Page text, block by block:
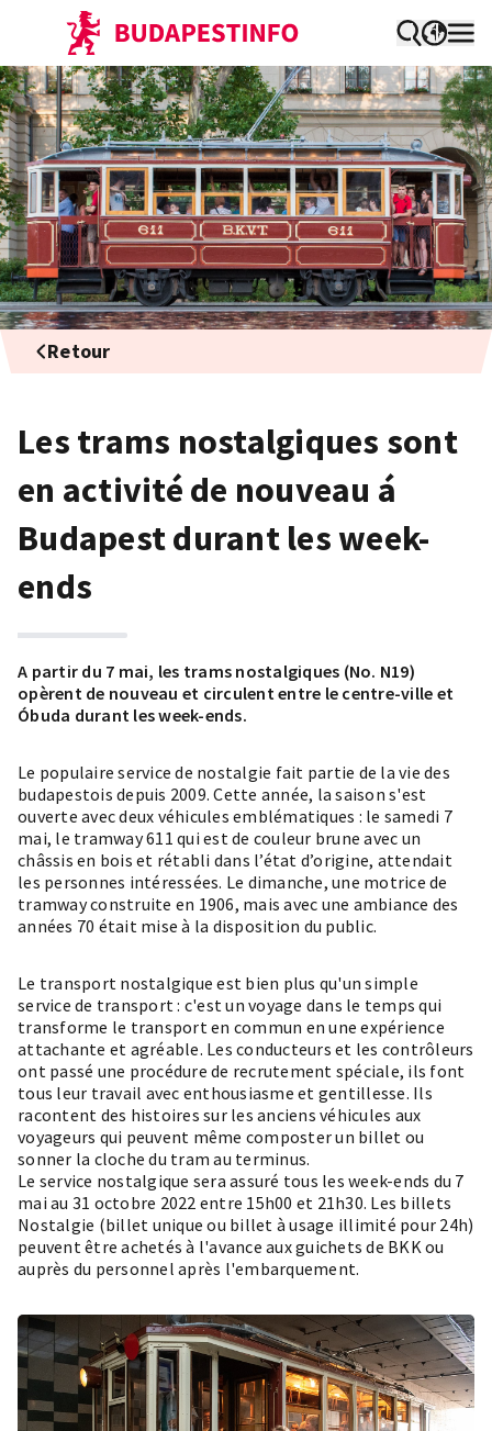
Retour
Les trams nostalgiques sont
en activité de nouveau á
Budapest durant les week-
ends
A partir du 7 mai, les trams nostalgiques (No. N19)
opèrent de nouveau et circulent entre le centre-ville et
Óbuda durant les week-ends.
Le populaire service de nostalgie fait partie de la vie des
budapestois depuis 2009. Cette année, la saison s'est
ouverte avec deux véhicules emblématiques : le samedi 7
mai, le tramway 611 qui est de couleur brune avec un
châssis en bois et rétabli dans l’état d’origine, attendait
les personnes intéressées. Le dimanche, une motrice de
tramway construite en 1906, mais avec une ambiance des
années 70 était mise à la disposition du public.
Le transport nostalgique est bien plus qu'un simple
service de transport : c'est un voyage dans le temps qui
transforme le transport en commun en une expérience
attachante et agréable. Les conducteurs et les contrôleurs
ont passé une procédure de recrutement spéciale, ils font
tous leur travail avec enthousiasme et gentillesse. Ils
racontent des histoires sur les anciens véhicules aux
voyageurs qui peuvent même composter un billet ou
sonner la cloche du tram au terminus.
Le service nostalgique sera assuré tous les week-ends du 7
mai au 31 octobre 2022 entre 15h00 et 21h30. Les billets
Nostalgie (billet unique ou billet à usage illimité pour 24h)
peuvent être achetés à l'avance aux guichets de BKKou
auprès du personnel après l'embarquement.